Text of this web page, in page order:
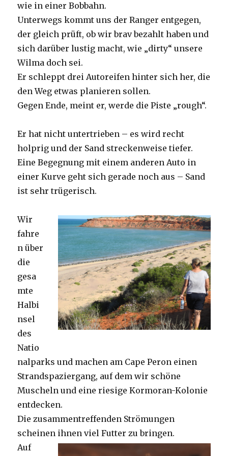
wie in einer Bobbahn.
Unterwegs kommt uns der Ranger entgegen,
der gleich prüft, ob wir brav bezahlt haben und
sich darüber lustig macht, wie „dirty“ unsere
Wilma doch sei.
Er schleppt drei Autoreifen hinter sich her, die
den Weg etwas planieren sollen.
Gegen Ende, meint er, werde die Piste „rough“.
Er hat nicht untertrieben – es wird recht
holprig und der Sand streckenweise tiefer.
Eine Begegnung mit einem anderen Auto in
einer Kurve geht sich gerade noch aus – Sand
ist sehr trügerisch.
Wir
fahre
n über
die
gesa
mte
Halbi
nsel
des
Natio
nalparks und machen am Cape Peron einen
Strandspaziergang, auf dem wir schöne
Muscheln und eine riesige Kormoran-Kolonie
entdecken.
Die zusammentreffenden Strömungen
scheinen ihnen viel Futter zu bringen.
Auf